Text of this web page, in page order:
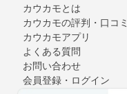
カウカモとは
カウカモの評判・口コミ
カウカモアプリ
よくある質問
お問い合わせ
会員登録・ログイン